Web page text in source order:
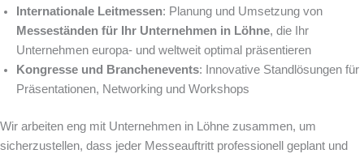
Internationale Leitmessen: Planung und Umsetzung von
Messeständen für Ihr Unternehmen in Löhne, die Ihr
Unternehmen europa- und weltweit optimal präsentieren
Kongresse und Branchenevents: Innovative Standlösungen für
Präsentationen, Networking und Workshops
Wir arbeiten eng mit Unternehmen in Löhne zusammen, um
sicherzustellen, dass jeder Messeauftritt professionell geplant und